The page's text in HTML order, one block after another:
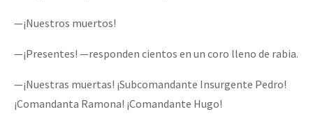
—¡Nuestros muertos!
—¡Presentes! —responden cientos en un coro lleno de rabia.
—¡Nuestras muertas! ¡Subcomandante Insurgente Pedro!
¡Comandanta Ramona! ¡Comandante Hugo!